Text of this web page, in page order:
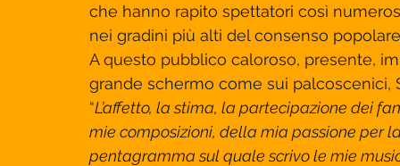
che hanno rapito spettatori così
nei gradini più alti del consenso
A questo pubblico caloroso, presente,
grande schermo come sui
“L’affetto, la stima, la partecipazione dei
mie composizioni, della mia passione per
pentagramma sul quale scrivo le mie